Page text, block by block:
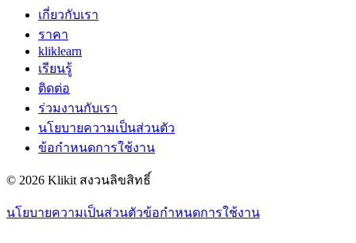
เกี่ยวกับเรา
ราคา
kliklearn
เรียนรู้
ติดต่อ
ร่วมงานกับเรา
นโยบายความเป็นส่วนตัว
ข้อกำหนดการใช้งาน
© 2026 Klikit สงวนลิขสิทธิ์
นโยบายความเป็นส่วนตัวข้อกำหนดการใช้งาน